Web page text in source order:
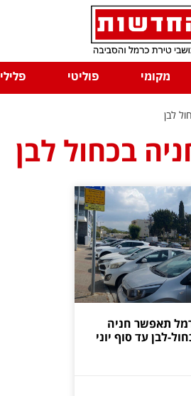
מקומי פוליטי פלילי
לבן
בכחול לבן
תאפשר חניה
לבן עד סוף יוני